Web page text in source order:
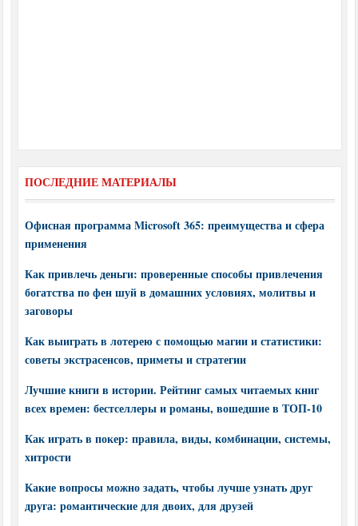
ПОСЛЕДНИЕ МАТЕРИАЛЫ
Офисная программа Microsoft 365: преимущества и сфера
применения
Как привлечь деньги: проверенные способы привлечения
богатства по фен шуй в домашних условиях, молитвы и
заговоры
Как выиграть в лотерею с помощью магии и статистики:
советы экстрасенсов, приметы и стратегии
Лучшие книги в истории. Рейтинг самых читаемых книг
всех времен: бестселлеры и романы, вошедшие в ТОП-10
Как играть в покер: правила, виды, комбинации, системы,
хитрости
Какие вопросы можно задать, чтобы лучше узнать друг
друга: романтические для двоих, для друзей